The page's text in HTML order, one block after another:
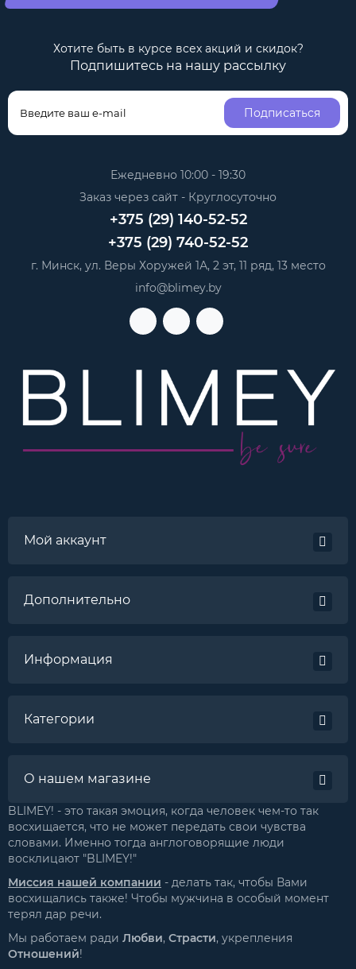
Хотите быть в курсе всех акций и скидок?
Подпишитесь на нашу рассылку
Подписаться
Ежедневно 10:00 - 19:30
Заказ через сайт - Круглосуточно
+375 (29) 140-52-52
+375 (29) 740-52-52
г. Минск, ул. Веры Хоружей 1А, 2 эт, 11 ряд, 13 место
info@blimey.by
Мой аккаунт
Дополнительно
Информация
Категории
О нашем магазине
BLIMEY! - это такая эмоция, когда человек чем-то так
восхищается, что не может передать свои чувства
словами. Именно тогда англоговорящие люди
восклицают "BLIMEY!"
Миссия нашей компании - делать так, чтобы Вами
восхищались также! Чтобы мужчина в особый момент
терял дар речи.
Мы работаем ради Любви, Страсти, укрепления
Отношений!